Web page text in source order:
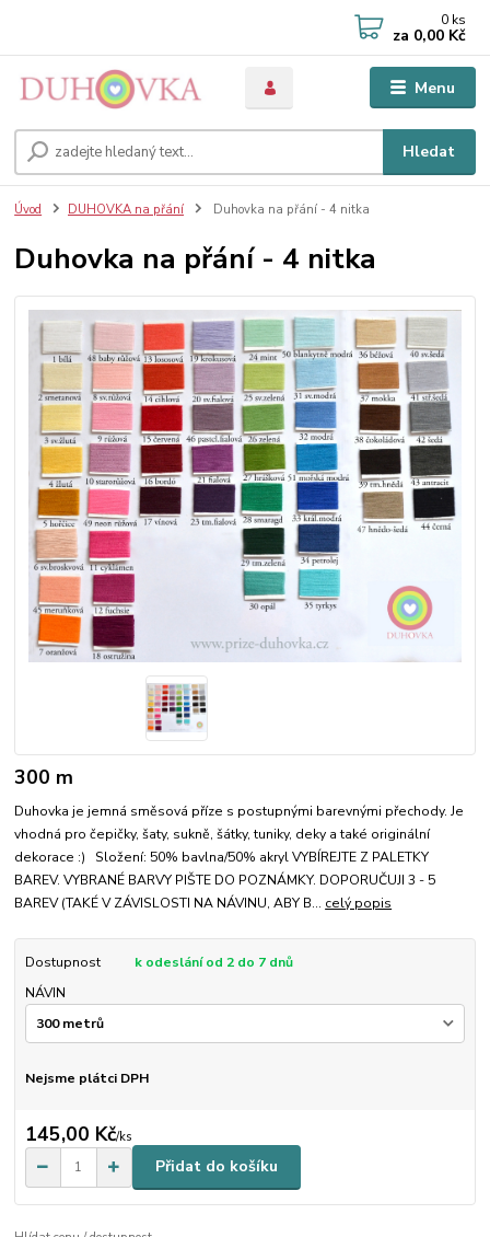
Menu
Hledat
0 ks
za 0,00 Kč
Úvod DUHOVKA na přání Duhovka na přání - 4 nitka
Duhovka na přání - 4 nitka
300 m
Duhovka je jemná směsová příze s postupnými barevnými přechody. Je
vhodná pro čepičky, šaty, sukně, šátky, tuniky, deky a také originální
dekorace :) Složení: 50% bavlna/50% akryl VYBÍREJTE Z PALETKY
BAREV. VYBRANÉ BARVY PIŠTE DO POZNÁMKY. DOPORUČUJI 3 - 5
BAREV (TAKÉ V ZÁVISLOSTI NA NÁVINU, ABY B... celý popis
Dostupnost
k odeslání od 2 do 7 dnů
NÁVIN
Nejsme plátci DPH
145,00 Kč/ks
Přidat do košíku